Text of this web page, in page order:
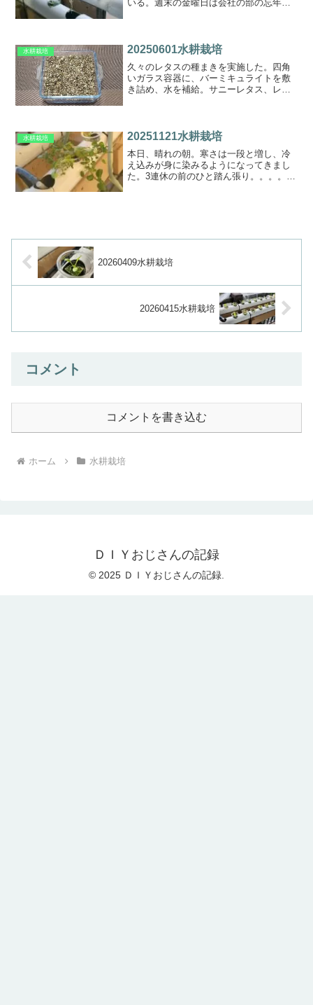
いる。週末の金曜日は会社の部の忘年会
割りを飲みながら有意義な...
水耕栽培 20250601水耕栽培
久々のレタスの種まきを実施した。四角
いガラス容器に、バーミキュライトを敷
き詰め、水を補給。サニーレタス、レタ
水耕栽培 20251121水耕栽培
本日、晴れの朝。寒さは一段と増し、冷
え込みが身に染みるようになってきまし
た。3連休の前のひと踏ん張り。。。。さ
20260409水耕栽培
20260415水耕栽培
コメント
コメントを書き込む
ホーム 水耕栽培
ＤＩＹおじさんの記録
© 2025 ＤＩＹおじさんの記録.